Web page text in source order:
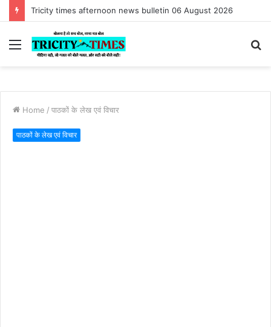
Menu
Home / पाठकों के लेख एवं विचार
पाठकों के लेख एवं विचार